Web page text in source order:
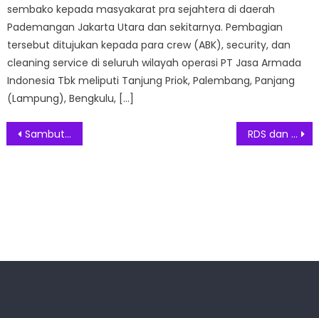
sembako kepada masyakarat pra sejahtera di daerah
Pademangan Jakarta Utara dan sekitarnya. Pembagian
tersebut ditujukan kepada para crew (ABK), security, dan
cleaning service di seluruh wilayah operasi PT Jasa Armada
Indonesia Tbk meliputi Tanjung Priok, Palembang, Panjang
(Lampung), Bengkulu, […]
Post
Sambut Libur Sekolah, GranDhika Iskandarsyah Tawarkan GranDhika Fun Camp RDS dan HaliaLabs Luncurkan “TrustDoc”, Solusi Manajemen Kesehatan Berbasis Blockchain